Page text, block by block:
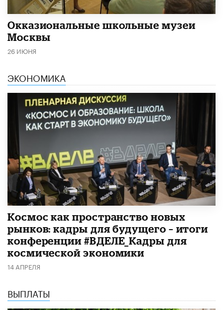
​Окказиональные школьные музеи
Москвы
26 ИЮНЯ
ЭКОНОМИКА
Космос как пространство новых
рынков: кадры для будущего – итоги
конференции #ВДЕЛЕ_Кадры для
космической экономики
14 АПРЕЛЯ
ВЫПЛАТЫ